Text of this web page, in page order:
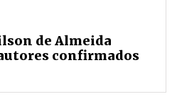
de Almeida
confirmados